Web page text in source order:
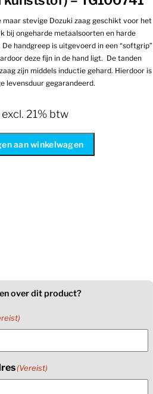
maar stevige Dozuki zaag geschikt voor het
bij ongeharde metaalsoorten en harde
De handgreep is uitgevoerd in een “softgrip”
deze fijn in de hand ligt. De tanden
zijn middels inductie gehard. Hierdoor is
levensduur gegarandeerd.
excl. 21% btw
aan winkelwagen
over dit product?
(Vereist)